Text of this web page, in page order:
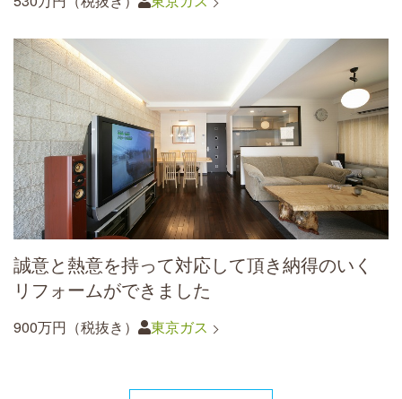
誠意と熱意を持って対応して頂き納得のいく
リフォームができました
900万円（税抜き） 東京ガス